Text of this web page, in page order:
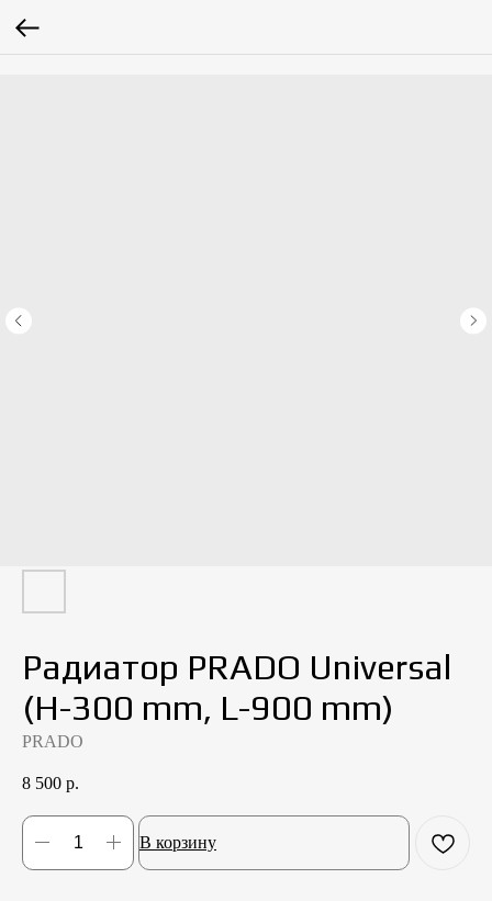
Радиатор PRADO Universal
(H-300 mm, L-900 mm)
PRADO
8 500 р.
В корзину